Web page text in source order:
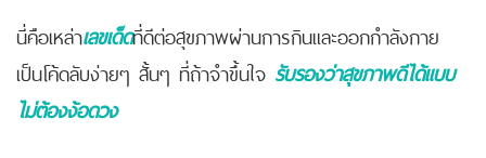
นี่คือเหล่าเลขเด็ดที่ดีต่อสุขภาพผ่านการกินและออกกำลังกาย
เป็นโค้ดลับง่ายๆ สั้นๆ ที่ถ้าจำขึ้นใจ รับรองว่าสุขภาพดีได้แบบ
ไม่ต้องง้อดวง